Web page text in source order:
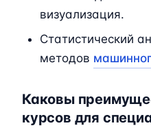
визуализация.
Статистический
методов
Каковы
курсов для